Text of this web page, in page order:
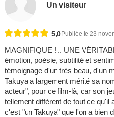
Un visiteur
5,0 Publiée le 23
MAGNIFIQUE !... UNE
émotion, poésie, subtilité et
témoignage d'un très beau, d'un
Takuya a largement mérité sa
acteur", pour ce film-là, car son
tellement différent de tout ce qu'il
c'est "un Takuya" que l'on a bien